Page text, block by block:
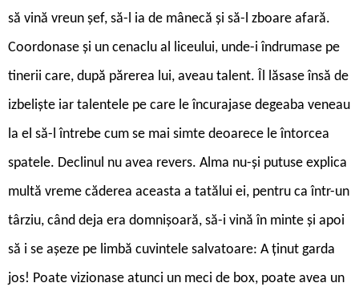
să vină vreun șef, să-l ia de mânecă și să-l zboare afară.
Coordonase și un cenaclu al liceului, unde-i îndrumase pe
tinerii care, după părerea lui, aveau talent. Îl lăsase însă de
izbeliște iar talentele pe care le încurajase degeaba veneau
la el să-l întrebe cum se mai simte deoarece le întorcea
spatele. Declinul nu avea revers. Alma nu-și putuse explica
multă vreme căderea aceasta a tatălui ei, pentru ca într-un
târziu, când deja era domnișoară, să-i vină în minte și apoi
să i se așeze pe limbă cuvintele salvatoare: A ținut garda
jos! Poate vizionase atunci un meci de box, poate avea un